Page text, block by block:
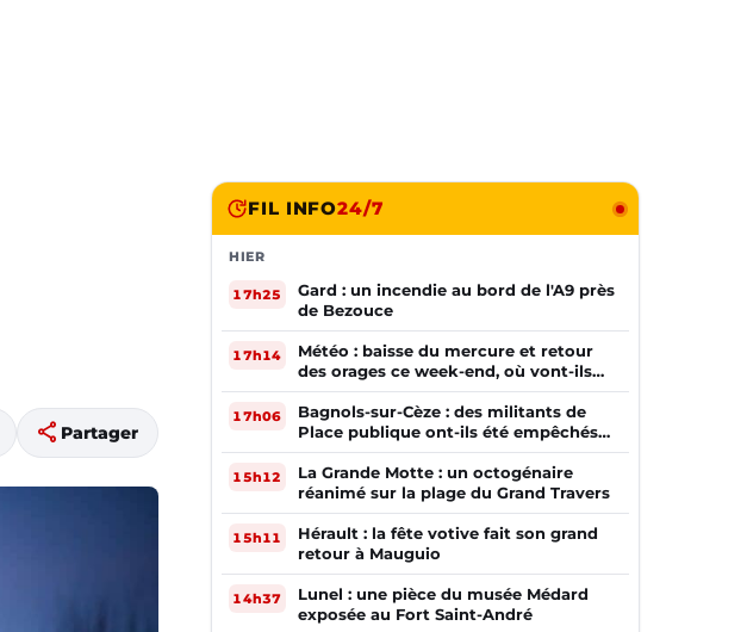
share Partager
FIL INFO24/7
HIER
17h25
Gard : un incendie au bord de l'A9 près
de Bezouce
17h14
Météo : baisse du mercure et retour
des orages ce week-end, où vont-ils
frapper ?
17h06
Bagnols-sur-Cèze : des militants de
Place publique ont-ils été empêchés
de tracter par la mairie ?
15h12
La Grande Motte : un octogénaire
réanimé sur la plage du Grand Travers
15h11
Hérault : la fête votive fait son grand
retour à Mauguio
14h37
Lunel : une pièce du musée Médard
exposée au Fort Saint-André